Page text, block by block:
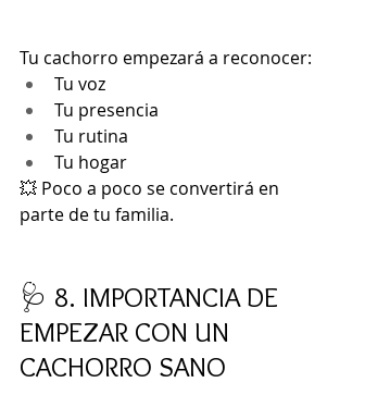
Tu cachorro empezará a reconocer:
Tu voz
Tu presencia
Tu rutina
Tu hogar
💥 Poco a poco se convertirá en
parte de tu familia.
🩺 8. IMPORTANCIA DE
EMPEZAR CON UN
CACHORRO SANO